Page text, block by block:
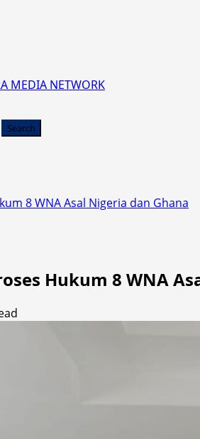
MEDIA NETWORK
8 WNA Asal Nigeria dan Ghana
Hukum 8 WNA